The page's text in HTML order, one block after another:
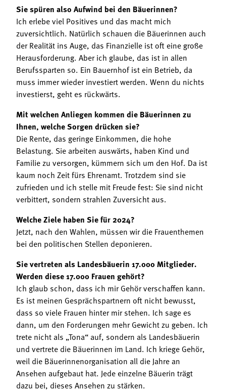
Sie spüren also Aufwind bei den Bäuerinnen?
Ich erlebe viel Positives und das macht mich
zuversichtlich. Natürlich schauen die Bäuerinnen auch
der Realität ins Auge, das Finanzielle ist oft eine große
Herausforderung. Aber ich glaube, das ist in allen
Berufssparten so. Ein Bauernhof ist ein Betrieb, da
muss immer wieder investiert werden. Wenn du nichts
investierst, geht es rückwärts.
Mit welchen Anliegen kommen die Bäuerinnen zu
Ihnen, welche Sorgen drücken sie?
Die Rente, das geringe Einkommen, die hohe
Belastung. Sie arbeiten auswärts, haben Kind und
Familie zu versorgen, kümmern sich um den Hof. Da ist
kaum noch Zeit fürs Ehrenamt. Trotzdem sind sie
zufrieden und ich stelle mit Freude fest: Sie sind nicht
verbittert, sondern strahlen Zuversicht aus.
Welche Ziele haben Sie für 2024?
Jetzt, nach den Wahlen, müssen wir die Frauenthemen
bei den politischen Stellen deponieren.
Sie vertreten als Landesbäuerin 17.000 Mitglieder.
Werden diese 17.000 Frauen gehört?
Ich glaub schon, dass ich mir Gehör verschaffen kann.
Es ist meinen Gesprächspartnern oft nicht bewusst,
dass so viele Frauen hinter mir stehen. Ich sage es
dann, um den Forderungen mehr Gewicht zu geben. Ich
trete nicht als „Tona“ auf, sondern als Landesbäuerin
und vertrete die Bäuerinnen im Land. Ich kriege Gehör,
weil die Bäuerinnenorganisation all die Jahre an
Ansehen aufgebaut hat. Jede einzelne Bäuerin trägt
dazu bei, dieses Ansehen zu stärken.